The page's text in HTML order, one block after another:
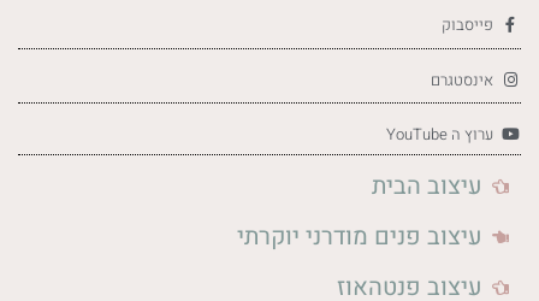
פייסבוק
אינסטגרם
ערוץ ה YouTube
עיצוב הבית
עיצוב פנים מודרני יוקרתי
עיצוב פנטהאוז